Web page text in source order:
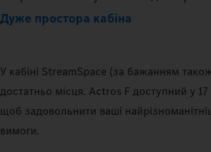
Дуже простора кабіна
У кабіні StreamSpace (за бажанням
достатньо місця. Actros F доступний у
щоб задовольнити ваші
вимоги.